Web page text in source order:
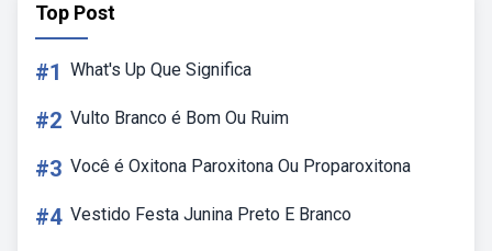
Top Post
#1 What's Up Que Significa
#2 Vulto Branco é Bom Ou Ruim
#3 Você é Oxitona Paroxitona Ou Proparoxitona
#4 Vestido Festa Junina Preto E Branco